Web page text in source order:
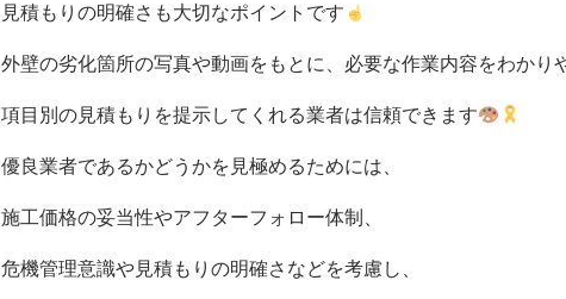
見積もりの明確さも大切なポイントです
外壁の劣化箇所の写真や動画をもとに、必要な作業内容をわかり
項目別の見積もりを提示してくれる業者は信頼できます
優良業者であるかどうかを見極めるためには、
施工価格の妥当性やアフターフォロー体制、
危機管理意識や見積もりの明確さなどを考慮し、